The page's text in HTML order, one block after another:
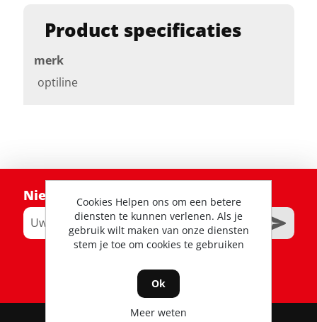
Product specificaties
merk
optiline
Nieuwsbrief
RSS
Cookies Helpen ons om een betere
diensten te kunnen verlenen. Als je
gebruik wilt maken van onze diensten
stem je toe om cookies te gebruiken
Ok
Meer weten